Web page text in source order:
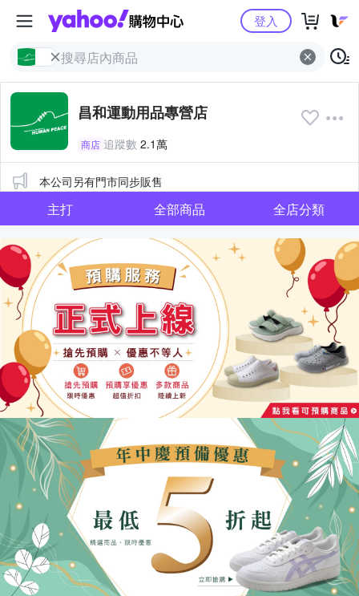
Yahoo購物中心
登入
昌和運動用品專營店
商店 追蹤數 2.1萬
公告
本公司另有門市同步販售
主打 全部商品 全店分類